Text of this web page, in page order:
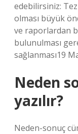
edebilirsiniz:
olması büyük
ve raporlardan
bulunulması
sağlanması19
Neden
yazılır?
Neden-sonuç